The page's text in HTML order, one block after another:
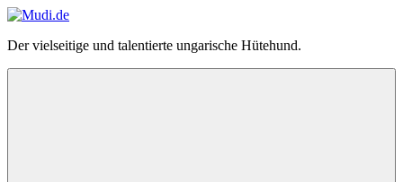
Zum
springen
Mudi.de
Der vielseitige und talentierte ungarische Hütehund.